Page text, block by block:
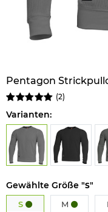
Pentagon
(2)
Varianten:
Gewählte Größe "S"
S M